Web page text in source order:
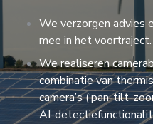
We verzorgen advies
mee in het voortraject.
We realiseren
combinatie van
camera’s (‘pan-tilt-
AI-